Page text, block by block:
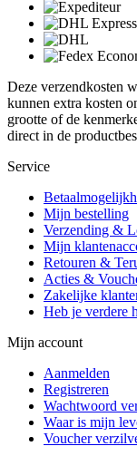
Deze verzendkosten
kunnen extra kosten
grootte of de
direct in de
Service
Mijn bestelling
Verzending &
Mijn
Retouren &
Acties &
Zakelijke
Heb je verdere
Mijn account
Aanmelden
Registreren
Wachtwoord
Waar is mijn
Voucher